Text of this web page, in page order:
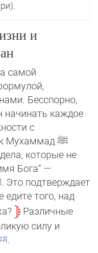
и
самой
Бесспорно,
начинать каждое
с
Мухаммадﷺ
которые не
Бога“ —
. Это подт­вер­ждает
того, над
Раз­лич­ные
силу и
.